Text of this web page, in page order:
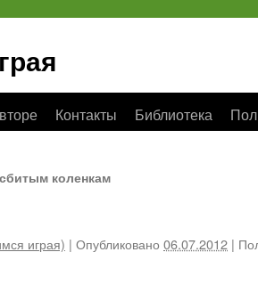
Контакты Библиотека
коленкам
играя) | Опубликовано 06.07.2012 |